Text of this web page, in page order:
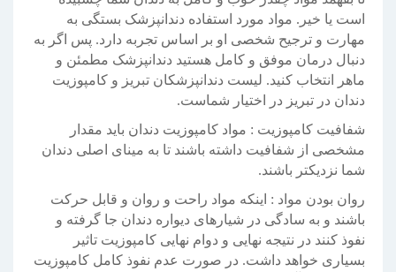
است یا خیر. مواد مورد استفاده دندانپزشک بستگی به
مهارت و ترجیح شخصی او بر اساس تجربه دارد. پس اگر به
دنبال درمان موفق و کامل هستید دندانپزشک مطمئن و
ماهر انتخاب کنید. لیست دندانپزشکان تبریز و کامپوزیت
دندان در تبریز در اختیار شماست.
شفافیت کامپوزیت : مواد کامپوزیت دندان باید مقدار
مشخصی از شفافیت داشته باشند تا به مینای اصلی دندان
شما نزدیکتر باشند.
روان بودن مواد : اینکه مواد راحت و روان و قابل حرکت
باشند و به سادگی در شیارهای دیواره دندان جا گرفته و
نفوذ کنند در نتیجه نهایی و دوام نهایی کامپوزیت تاثیر
بسیاری خواهد داشت. در صورت عدم نفوذ کامل کامپوزیت